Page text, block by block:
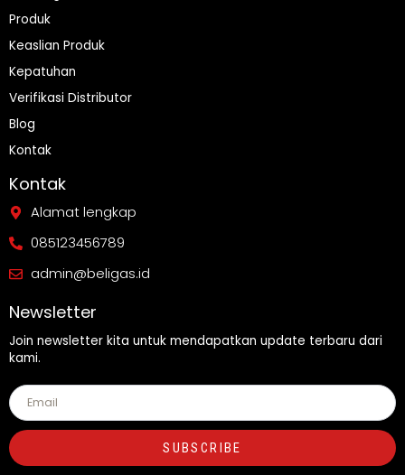
Produk
Keaslian Produk
Kepatuhan
Verifikasi Distributor
Blog
Kontak
Kontak
Alamat lengkap
085123456789
admin@beligas.id
Newsletter
Join newsletter kita untuk mendapatkan update terbaru dari
kami.
SUBSCRIBE